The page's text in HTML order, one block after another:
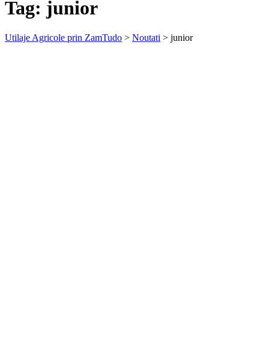
Tag: junior
Utilaje Agricole prin ZamTudo > Noutati > junior